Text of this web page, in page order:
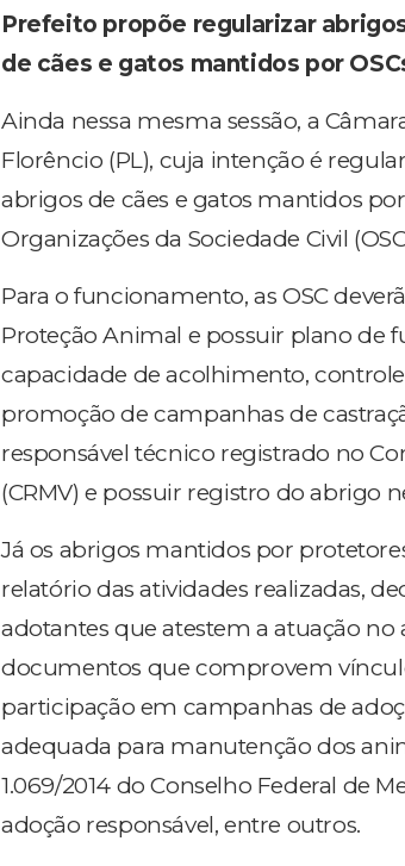
Prefeito propõe regularizar
de cães e gatos mantidos por
Ainda nessa mesma sessão, a
Florêncio (PL), cuja intenção é
abrigos de cães e gatos mantidos
Organizações da Sociedade Civil
Para o funcionamento, as OSC
Proteção Animal e possuir plano
capacidade de acolhimento,
promoção de campanhas de
responsável técnico registrado no
(CRMV) e possuir registro do abrigo
Já os abrigos mantidos por
relatório das atividades realizadas,
adotantes que atestem a atuação
documentos que comprovem
participação em campanhas de
adequada para manutenção dos
1.069/2014 do Conselho Federal de
adoção responsável, entre outros.